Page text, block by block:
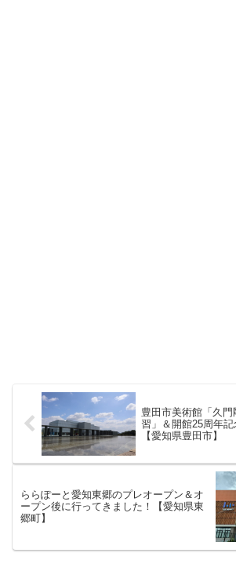
豊田市美術館「久
習」＆開館25周年
【愛知県豊田市】
ららぽーと愛知東郷のプレオープン＆オ
ープン後に行ってきました！【愛知県東
郷町】